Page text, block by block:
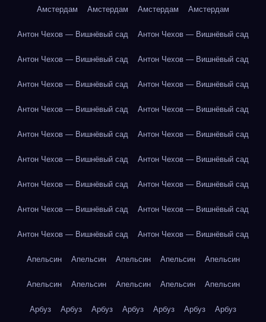
Амстердам Амстердам Амстердам Амстердам
Антон Чехов — Вишнёвый сад Антон Чехов — Вишнёвый сад
Антон Чехов — Вишнёвый сад Антон Чехов — Вишнёвый сад
Антон Чехов — Вишнёвый сад Антон Чехов — Вишнёвый сад
Антон Чехов — Вишнёвый сад Антон Чехов — Вишнёвый сад
Антон Чехов — Вишнёвый сад Антон Чехов — Вишнёвый сад
Антон Чехов — Вишнёвый сад Антон Чехов — Вишнёвый сад
Антон Чехов — Вишнёвый сад Антон Чехов — Вишнёвый сад
Антон Чехов — Вишнёвый сад Антон Чехов — Вишнёвый сад
Антон Чехов — Вишнёвый сад Антон Чехов — Вишнёвый сад
Апельсин Апельсин Апельсин Апельсин Апельсин
Апельсин Апельсин Апельсин Апельсин Апельсин
Арбуз Арбуз Арбуз Арбуз Арбуз Арбуз Арбуз